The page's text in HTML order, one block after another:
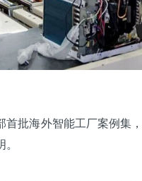
批海外智能工厂案例集